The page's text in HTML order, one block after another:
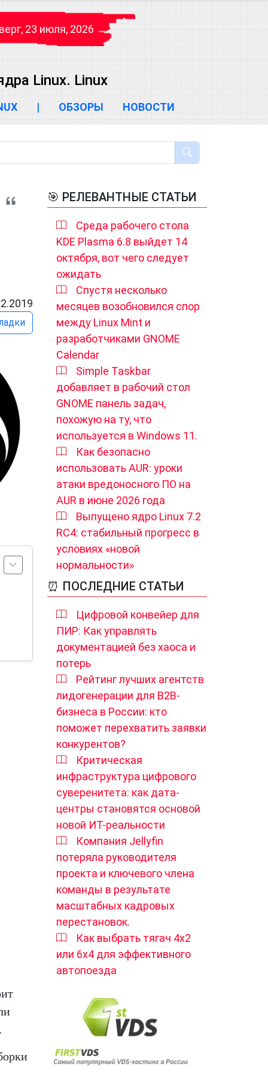
23 июля, 2026
Linux. Linux
| ОБЗОРЫ НОВОСТИ
🎯 РЕЛЕВАНТНЫЕ СТАТЬИ
Среда рабочего стола
KDE Plasma 6.8 выйдет 14
октября, вот чего следует
ожидать
Спустя несколько
месяцев возобновился спор
между Linux Mint и
разработчиками GNOME
Calendar
Simple Taskbar
добавляет в рабочий стол
GNOME панель задач,
похожую на ту, что
используется в Windows 11.
Как безопасно
использовать AUR: уроки
атаки вредоносного ПО на
AUR в июне 2026 года
Выпущено ядро ​​Linux 7.2
RC4: стабильный прогресс в
условиях «новой
нормальности»
⏰ ПОСЛЕДНИЕ СТАТЬИ
Цифровой конвейер для
ПИР: Как управлять
документацией без хаоса и
потерь
Рейтинг лучших агентств
лидогенерации для B2B-
бизнеса в России: кто
поможет перехватить заявки
конкурентов?
Критическая
инфраструктура цифрового
суверенитета: как дата-
центры становятся основой
новой ИТ-реальности
Компания Jellyfin
потеряла руководителя
проекта и ключевого члена
команды в результате
масштабных кадровых
перестановок.
Как выбрать тягач 4х2
или 6х4 для эффективного
автопоезда